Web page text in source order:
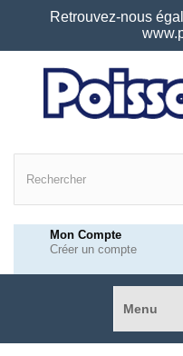
Retrouvez-nous
Mon Compte
Créer un compte
Menu